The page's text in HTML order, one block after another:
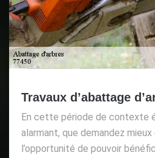
Travaux d’abattage
En cette période de contexte
alarmant, que demandez mieux
l’opportunité de pouvoir